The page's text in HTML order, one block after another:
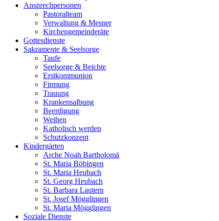
Ansprechpersonen
Pastoralteam
Verwaltung & Mesner
Kirchengemeinderäte
Gottesdienste
Sakramente & Seelsorge
Taufe
Seelsorge & Beichte
Erstkommunion
Firmung
Trauung
Krankensalbung
Beerdigung
Weihen
Katholisch werden
Schutzkonzept
Kindergärten
Arche Noah Bartholomä
St. Maria Böbingen
St. Maria Heubach
St. Georg Heubach
St. Barbara Lautern
St. Josef Mögglingen
St. Maria Mögglingen
Soziale Dienste